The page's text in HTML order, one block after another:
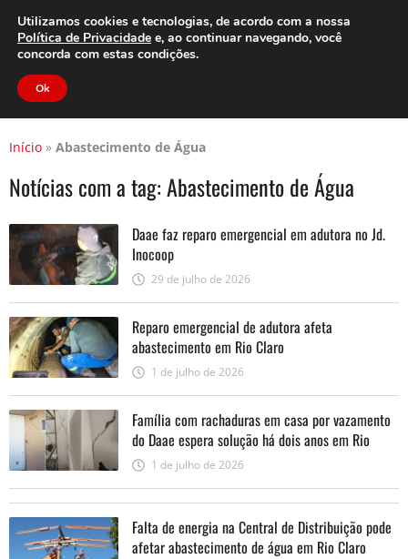
Clube do Assinante Área do Assinante
Início » Abastecimento de Água
Notícias com a tag:Abastecimento de Água
Daae faz reparo emergencial em adutora no Jd.
Inocoop
29 de julho de 2026
Reparo emergencial de adutora afeta
abastecimento em Rio Claro
1 de julho de 2026
Família com rachaduras em casa por vazamento
do Daae espera solução há dois anos em Rio
Claro1 de julho de 2026
Falta de energia na Central de Distribuição pode
afetar abastecimento de água em Rio Claro
Utilizamos cookies e tecnologias, de acordo com a nossa
Política de Privacidade e, ao continuar navegando, você
concorda com estas condições.
Ok